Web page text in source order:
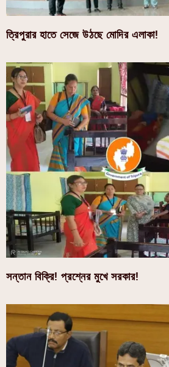
ত্রিপুরার হাতে সেজে উঠছে মোদির এলাকা!
সন্তান বিক্রি! প্রশ্নের মুখে সরকার!